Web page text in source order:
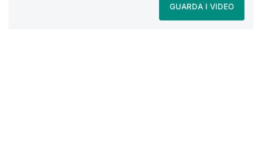
GUARDA I VIDEO